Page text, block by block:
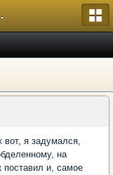
вот, я задумался,
на
и, самое